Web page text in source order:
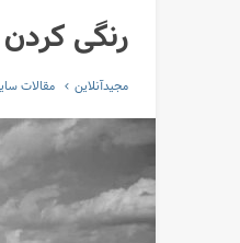
رنگی
مجیدآنلاین مقالات